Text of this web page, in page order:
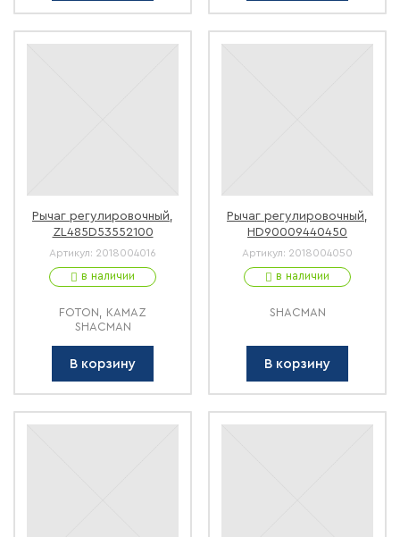
Рычаг регулировочный,
ZL485D53552100
Артикул: 2018004016
в наличии
FOTON, KAMAZ
SHACMAN
В корзину
Рычаг регулировочный,
HD90009440450
Артикул: 2018004050
в наличии
SHACMAN
В корзину